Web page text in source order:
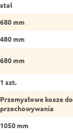
stal
680 mm
480 mm
680 mm
1 szt.
Przemysłowe kosze do
przechowywania
1050 mm